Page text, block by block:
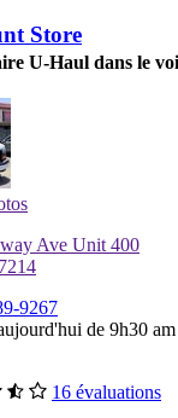
Store
U-Haul dans le
Ave Unit 400
9267
de 9h30
16 évaluations